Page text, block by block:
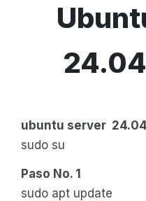
ubuntu server 24.04
sudo su
Paso No. 1
sudo apt update